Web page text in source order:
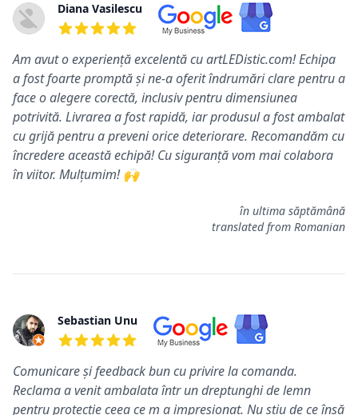
Diana Vasilescu
Am avut o experiență excelentă cu artLEDistic.com! Echipa
a fost foarte promptă și ne-a oferit îndrumări clare pentru a
face o alegere corectă, inclusiv pentru dimensiunea
potrivită. Livrarea a fost rapidă, iar produsul a fost ambalat
cu grijă pentru a preveni orice deteriorare. Recomandăm cu
încredere această echipă! Cu siguranță vom mai colabora
în viitor. Mulțumim! 🙌
în ultima săptămână
translated from Romanian
Sebastian Unu
Comunicare și feedback bun cu privire la comanda.
Reclama a venit ambalata într un dreptunghi de lemn
pentru protecție ceea ce m a impresionat. Nu știu de ce însă